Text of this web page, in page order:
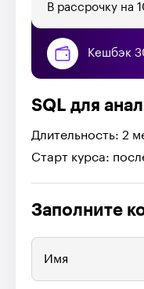
В рассрочку на
Кешбэк
SQL для
Длительность: 2
Старт курса:
Заполните
Имя